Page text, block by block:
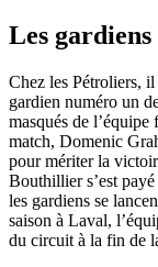
Les
Chez les Pétroliers,
gardien numéro un
masqués de
match, Domenic
pour mériter la
Bouthillier s’est
les gardiens se
saison à Laval,
du circuit à la fin de